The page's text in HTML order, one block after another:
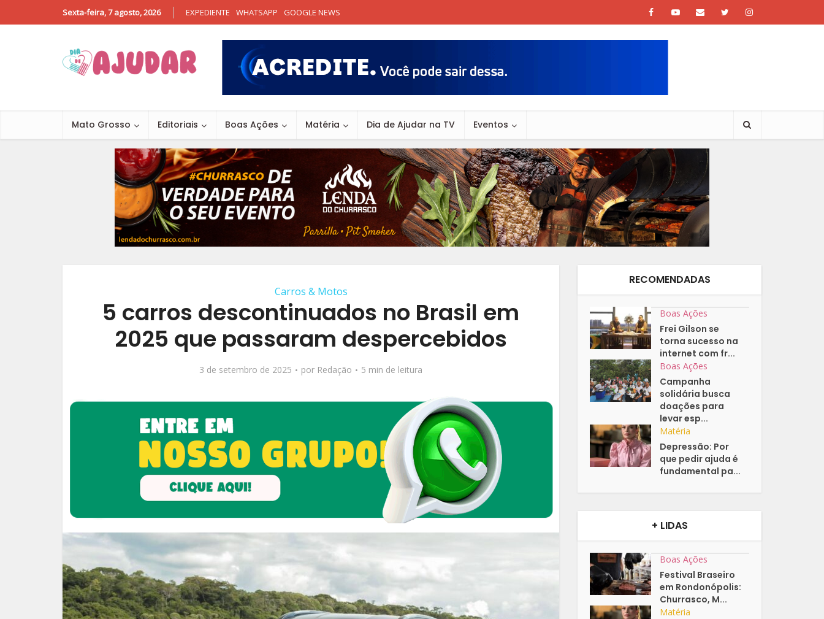
Sexta-feira, 7 agosto, 2026 EXPEDIENTE WHATSAPP GOOGLE NEWS
Mato Grosso Editoriais Boas Ações Matéria Dia de Ajudar na TV Eventos
Carros & Motos
5 carros descontinuados no Brasil em
2025 que passaram despercebidos
3 de setembro de 2025 por Redação 5 min de leitura
RECOMENDADAS
Boas Ações
Frei Gilson se
torna sucesso na
internet com fr...
Boas Ações
Campanha
solidária busca
doações para
levar esp...
Matéria
Depressão: Por
que pedir ajuda é
fundamental pa...
+ LIDAS
Boas Ações
Festival Braseiro
em Rondonópolis:
Churrasco, M...
Matéria